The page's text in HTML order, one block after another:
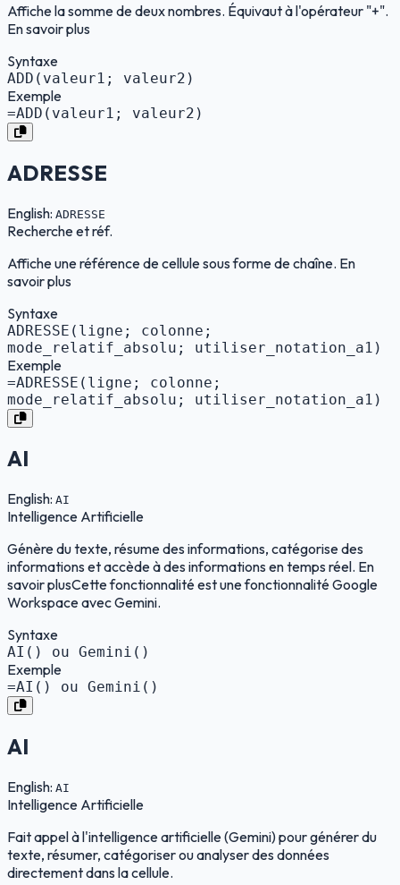
Affiche la somme de deux nombres. Équivaut à l'opérateur "+".
En savoir plus
Syntaxe
ADD(valeur1; valeur2)
Exemple
=ADD(valeur1; valeur2)
ADRESSE
English: ADRESSE
Recherche et réf.
Affiche une référence de cellule sous forme de chaîne. En
savoir plus
Syntaxe
ADRESSE(ligne; colonne;
mode_relatif_absolu; utiliser_notation_a1)
Exemple
=ADRESSE(ligne; colonne;
mode_relatif_absolu; utiliser_notation_a1)
AI
English: AI
Intelligence Artificielle
Génère du texte, résume des informations, catégorise des
informations et accède à des informations en temps réel. En
savoir plusCette fonctionnalité est une fonctionnalité Google
Workspace avec Gemini.
Syntaxe
AI() ou Gemini()
Exemple
=AI() ou Gemini()
AI
English: AI
Intelligence Artificielle
Fait appel à l'intelligence artificielle (Gemini) pour générer du
texte, résumer, catégoriser ou analyser des données
directement dans la cellule.